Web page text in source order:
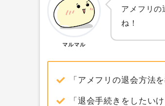
マルマル
アメフリの
ね！
「アメフリの退会方法
「退会手続きをしたい